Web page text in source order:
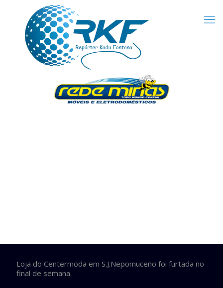
Loja do Centermoda em S.J.Nepomuceno foi furtada no
final de semana.